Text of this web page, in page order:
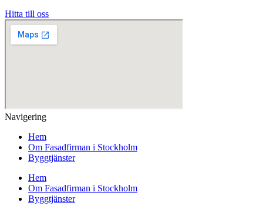
Hitta till oss
Navigering
Hem
Om Fasadfirman i Stockholm
Byggtjänster
Hem
Om Fasadfirman i Stockholm
Byggtjänster